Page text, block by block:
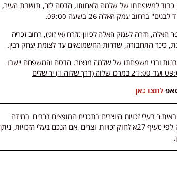
כבוד למשפחתו של שלמה ולאחותו, הדסה לזר, תושבת העיר,
עמק האלה 26 בשעה 09:00.
דרך בית ספר האלה, חזרה לעמק האלה לכיוון מזרח (אי זוגי), רחוב זכריה
כיכר התחבורה, שדרות החשמונאים עד לצומת יצחק רבין.
ובני משפחתו של שלמה מנצור. הדסה והמשפחה יישבו
לחצו כאן
בעלי זכויות היוצרים בתכנים המופצים ברבים. במידה
ופורסמה מדיה שבעליה אינו ידוע, השימוש נעשה לפי סעיף 27א לחוק זכויות יוצרים. אם הנכם בעלי הזכויות, ניתן